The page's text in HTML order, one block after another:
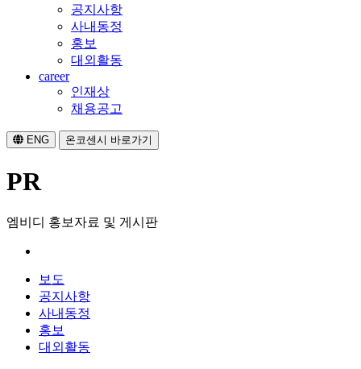
공지사항
사내동정
홍보
대외활동
career
인재상
채용공고
ENG 온코센시 바로가기
PR
엠비디 홍보자료 및 게시판
보도
공지사항
사내동정
홍보
대외활동